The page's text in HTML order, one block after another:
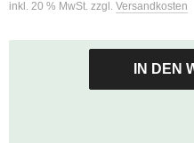
inkl. 20 % MwSt. zzgl. Versandkosten
IN DEN